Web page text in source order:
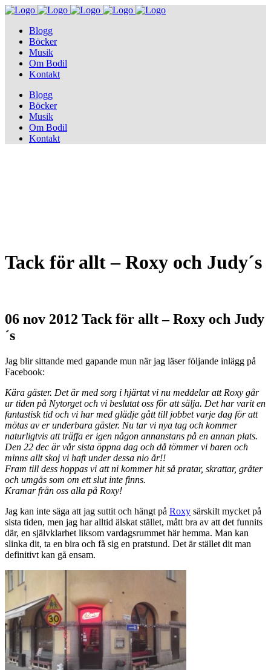
Blogg
Böcker
Musik
Om Bodil
Kontakt
Blogg
Böcker
Musik
Om Bodil
Kontakt
Tack för allt – Roxy och Judy´s
06 nov 2012 Tack för allt – Roxy och Judy
´s
Jag blir sittande med gapande mun när jag läser följande inlägg på
Facebook:
Kära gäster. Det är med sorg i hjärtat vi nu meddelar att Roxy går
ur tiden på Nytorget och vi beslutat oss för att sälja. Det har varit en
fantastisk tid och vi har med glädje gått till jobbet varje dag för att
mötas av er underbara gäster. Nu tar vi nya tag och kommer
naturligtvis att träffa er igen någon annanstans på en annan plats.
Den 22 dec är vår sista öppna dag och då tömmer vi baren och
minns allt skoj vi haft under dessa nio år!!
Fram till dess hoppas vi att ni kommer hit så pratar, skrattar, gråter
och umgås som om ett slut inte finns.
Kramar från oss alla på Roxy!
Jag kan inte säga att jag suttit och hängt på Roxy särskilt mycket på
sista tiden, men jag har alltid älskat stället, mått bra av att det funnits
där, en självklarhet liksom vardagsrummet här hemma. Man kan
slinka dit, ta en bira och få sig en pratstund. Det är stället dit man
definitivt kan gå ensam.